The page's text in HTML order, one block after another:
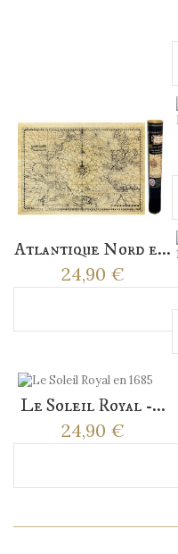
Atlantique Nord e...
24,90 €
Le Soleil Royal -...
24,90 €